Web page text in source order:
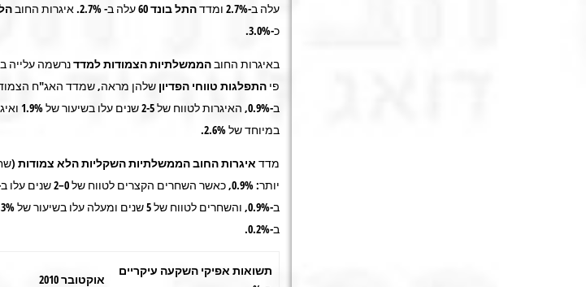
עלה ב-2.7% ומדד
התל בונד 60 עלה ב- 2.7%. איגרות החוב
כ-3.0%.
באיגרות החובהממשלתיותהצמודות למדדנרשמה עלייה
פי התפלגות טווחי הפדיון
במיוחד של 2.6%.
מדד איגרותהחוב הממשלתיות השקליותהלא צמודות
יותר:0.9%
ב-0.9%, והשחרים לטווח של 5 שנים ומעלה עלו בשיעור של 1.3%.
ב-0.2%.
תשואות אפיקי השקעה עיקריים
אוקטובר 2010